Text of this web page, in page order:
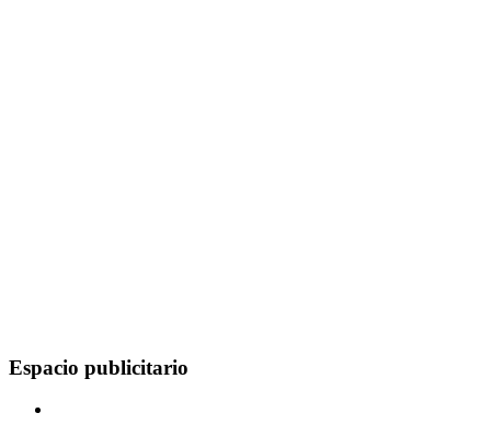
Espacio publicitario